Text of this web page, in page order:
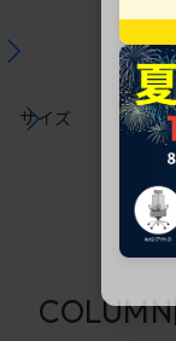
サイズ
COLUMN